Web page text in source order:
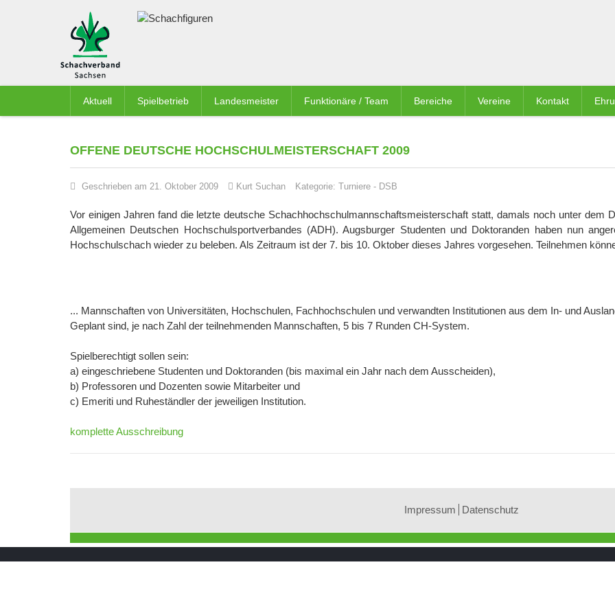
Aktuell Spielbetrieb Landesmeister Funktionäre / Team Bereiche Vereine Kontakt
OFFENE DEUTSCHE HOCHSCHULMEISTERSCHAFT 2009
Geschrieben am 21. Oktober 2009 Kurt Suchan Kategorie: Turniere - DSB
Vor einigen Jahren fand die letzte deutsche Schachhochschulmannschaftsmeisterschaft statt, damals noch unter dem
Allgemeinen Deutschen Hochschulsportverbandes (ADH). Augsburger Studenten und Doktoranden haben nun
Hochschulschach wieder zu beleben. Als Zeitraum ist der 7. bis 10. Oktober dieses Jahres vorgesehen. Teilnehmen
... Mannschaften von Universitäten, Hochschulen, Fachhochschulen und verwandten Institutionen aus dem In- und
Geplant sind, je nach Zahl der teilnehmenden Mannschaften, 5 bis 7 Runden CH-System.
Spielberechtigt sollen sein:
a) eingeschriebene Studenten und Doktoranden (bis maximal ein Jahr nach dem Ausscheiden),
b) Professoren und Dozenten sowie Mitarbeiter und
c) Emeriti und Ruheständler der jeweiligen Institution.
komplette Ausschreibung
Impressum Datenschutz